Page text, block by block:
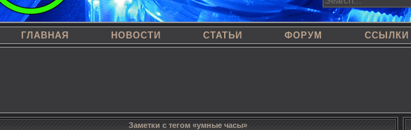
ГЛАВНАЯ НОВОСТИ СТАТЬИ ФОРУМ ССЫЛКИ
Заметки с тегом «умные часы»